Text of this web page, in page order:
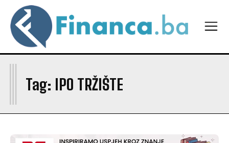
Tag: IPO TRŽIŠTE
I